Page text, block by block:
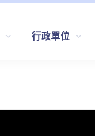
行政單位